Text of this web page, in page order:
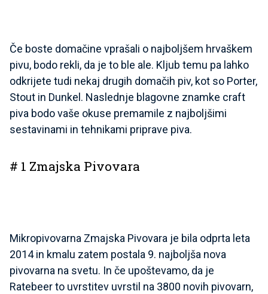
Če boste domačine vprašali o najboljšem hrvaškem
pivu, bodo rekli, da je to ble ale. Kljub temu pa lahko
odkrijete tudi nekaj drugih domačih piv, kot so Porter,
Stout in Dunkel. Naslednje blagovne znamke craft
piva bodo vaše okuse premamile z najboljšimi
sestavinami in tehnikami priprave piva.
# 1 Zmajska Pivovara
Mikropivovarna Zmajska Pivovara je bila odprta leta
2014 in kmalu zatem postala 9. najboljša nova
pivovarna na svetu. In če upoštevamo, da je
Ratebeer to uvrstitev uvrstil na 3800 novih pivovarn,